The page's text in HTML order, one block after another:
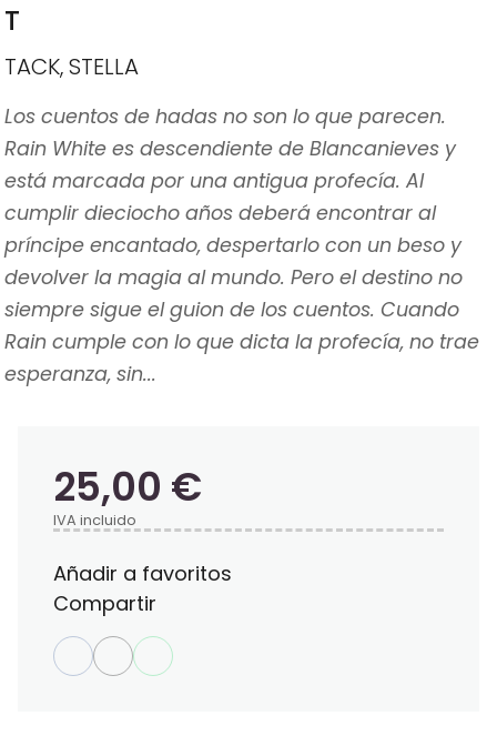
T
TACK, STELLA
Los cuentos de hadas no son lo que parecen.
Rain White es descendiente de Blancanieves y
está marcada por una antigua profecía. Al
cumplir dieciocho años deberá encontrar al
príncipe encantado, despertarlo con un beso y
devolver la magia al mundo. Pero el destino no
siempre sigue el guion de los cuentos. Cuando
Rain cumple con lo que dicta la profecía, no trae
esperanza, sin...
25,00 €
IVA incluido
Añadir a favoritos
Compartir